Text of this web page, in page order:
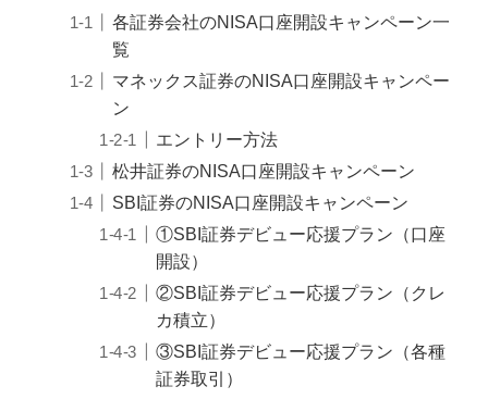
各証券会社のNISA口座開設キャンペーン一
覧
マネックス証券のNISA口座開設キャンペー
ン
エントリー方法
松井証券のNISA口座開設キャンペーン
SBI証券のNISA口座開設キャンペーン
①SBI証券デビュー応援プラン（口座
開設）
②SBI証券デビュー応援プラン（クレ
カ積立）
③SBI証券デビュー応援プラン（各種
証券取引）